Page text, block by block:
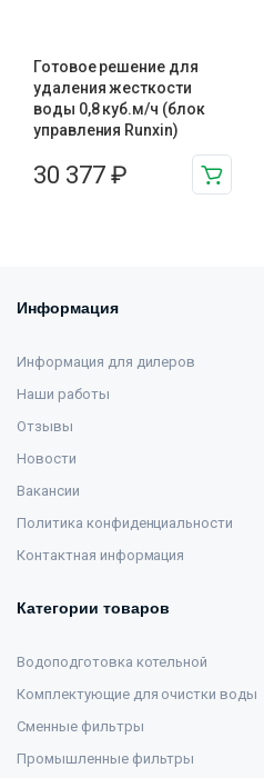
Готовое решение для
удаления жесткости
воды 0,8 куб.м/ч (блок
управления Runxin)
30 377 ₽
Информация
Информация для дилеров
Наши работы
Отзывы
Новости
Вакансии
Политика конфиденциальности
Контактная информация
Категории товаров
Водоподготовка котельной
Комплектующие для очистки воды
Сменные фильтры
Промышленные фильтры